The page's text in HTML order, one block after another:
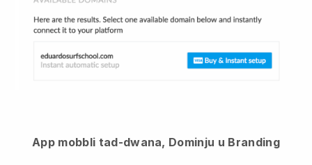
App mobbli tad-dwana, Dominju u Branding